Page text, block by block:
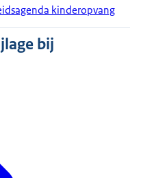
kinderopvang
bij